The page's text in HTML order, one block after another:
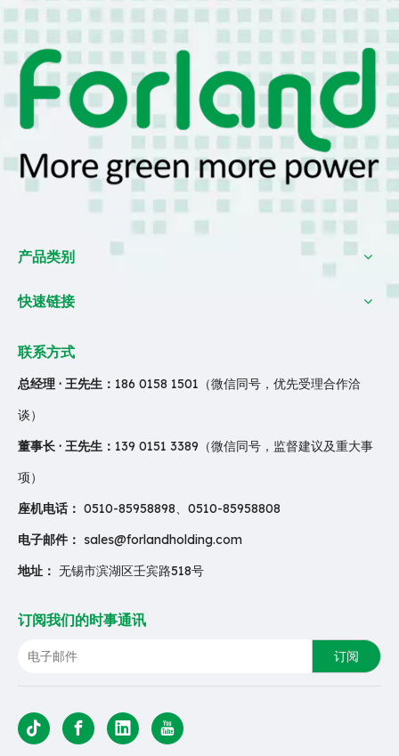
产品类别
快速链接
联系方式
总经理 · 王先生： 186 0158 1501（微信同号，优先受理合作洽
谈）
董事长 · 王先生： 139 0151 3389（微信同号，监督建议及重大事
项）
座机电话： 0510-85958898、0510-85958808
电子邮件： sales@forlandholding.com
地址： 无锡市滨湖区壬宾路518号
订阅我们的时事通讯
订阅